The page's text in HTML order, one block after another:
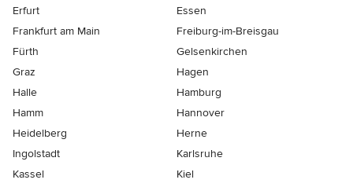
Erfurt
Essen
Frankfurt am Main
Freiburg-im-Breisgau
Fürth
Gelsenkirchen
Graz
Hagen
Halle
Hamburg
Hamm
Hannover
Heidelberg
Herne
Ingolstadt
Karlsruhe
Kassel
Kiel